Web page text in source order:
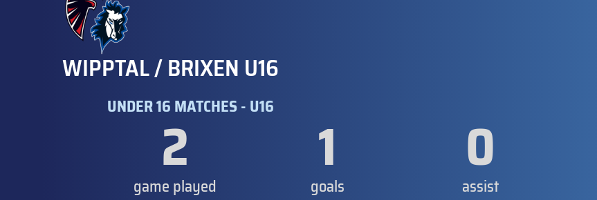
WIPPTAL / BRIXEN U16
UNDER 16 MATCHES - U16
2
game played 1
goals 0
assist